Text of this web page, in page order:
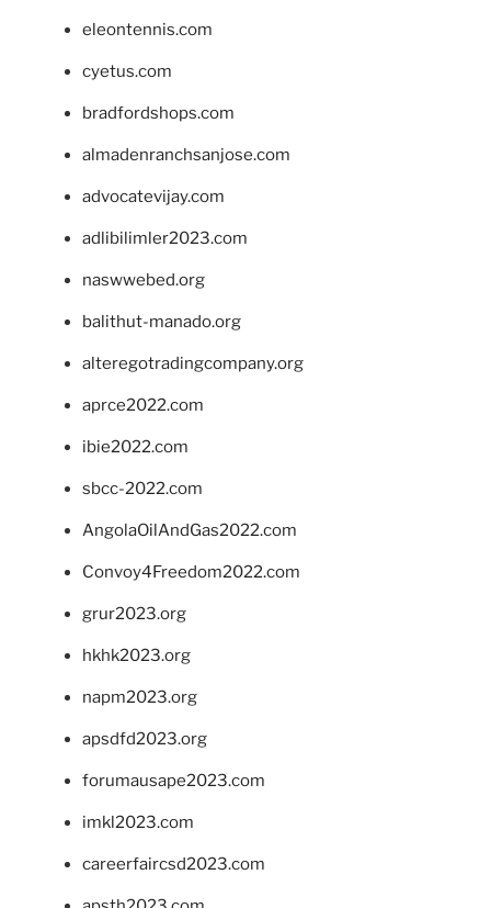
eleontennis.com
cyetus.com
bradfordshops.com
almadenranchsanjose.com
advocatevijay.com
adlibilimler2023.com
naswwebed.org
balithut-manado.org
alteregotradingcompany.org
aprce2022.com
ibie2022.com
sbcc-2022.com
AngolaOilAndGas2022.com
Convoy4Freedom2022.com
grur2023.org
hkhk2023.org
napm2023.org
apsdfd2023.org
forumausape2023.com
imkl2023.com
careerfaircsd2023.com